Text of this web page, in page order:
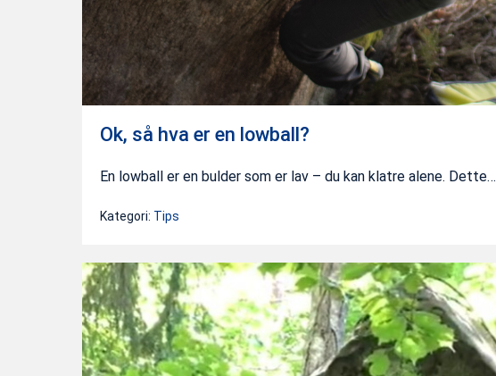
Ok, så hva er en lowball?
En lowball er en bulder som er lav – du kan klatre alene. Dette…
Kategori: Tips
Nytt
27.
mars,
2021